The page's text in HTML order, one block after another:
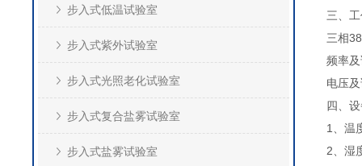
步入式低温试验室
步入式紫外试验室
步入式光照老化试验室
步入式复合盐雾试验室
步入式盐雾试验室
三、
三相
频率
电压
四、
1、温
2、湿